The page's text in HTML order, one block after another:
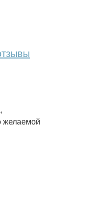
желаемой